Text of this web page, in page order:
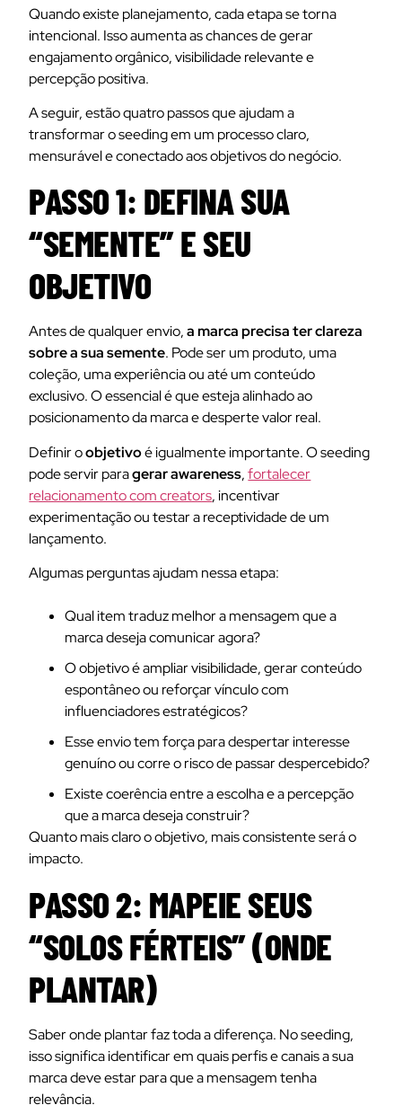
Quando existe planejamento, cada etapa se torna
intencional. Isso aumenta as chances de gerar
engajamento orgânico, visibilidade relevante e
percepção positiva.
A seguir, estão quatro passos que ajudam a
transformar o seeding em um processo claro,
mensurável e conectado aos objetivos do negócio.
PASSO 1: DEFINA SUA
“SEMENTE” E SEU
OBJETIVO
Antes de qualquer envio,a marca precisa ter clareza
sobre a sua semente. Pode ser um produto, uma
coleção, uma experiência ou até um conteúdo
exclusivo. O essencial é que esteja alinhado ao
posicionamento da marca e desperte valor real.
Definir oobjetivoé igualmente importante. O seeding
pode servir paragerar awareness,fortalecer
relacionamento com creators, incentivar
experimentação ou testar a receptividade de um
lançamento.
Algumas perguntas ajudam nessa etapa:
Qual item traduz melhor a mensagem que a
marca deseja comunicar agora?
O objetivo é ampliar visibilidade, gerar conteúdo
espontâneo ou reforçar vínculo com
influenciadores estratégicos?
Esse envio tem força para despertar interesse
genuíno ou corre o risco de passar despercebido?
Existe coerência entre a escolha e a percepção
que a marca deseja construir?
Quanto mais claro o objetivo, mais consistente será o
impacto.
PASSO 2: MAPEIE SEUS
“SOLOS FÉRTEIS” (ONDE
PLANTAR)
Saber onde plantar faz toda a diferença. No seeding,
isso significa identificar em quais perfis e canais a sua
marca deve estar para que a mensagem tenha
relevância.